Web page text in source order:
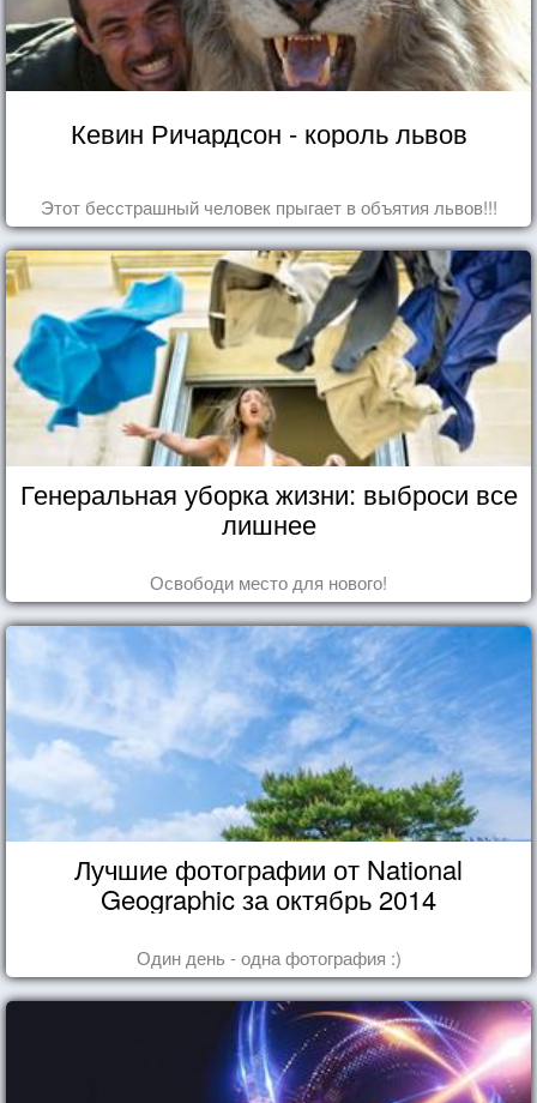
Кевин Ричардсон - король львов
Этот бесстрашный человек прыгает в объятия львов!!!
Генеральная уборка жизни: выброси все
лишнее
Освободи место для нового!
Лучшие фотографии от National
Geographic за октябрь 2014
Один день - одна фотография :)